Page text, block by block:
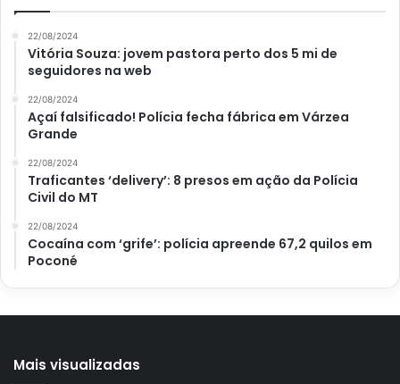
22/08/2024
Vitória Souza: jovem pastora perto dos 5 mi de
seguidores na web
22/08/2024
Açaí falsificado! Polícia fecha fábrica em Várzea
Grande
22/08/2024
Traficantes ‘delivery’: 8 presos em ação da Polícia
Civil do MT
22/08/2024
Cocaína com ‘grife’: polícia apreende 67,2 quilos em
Poconé
Mais visualizadas